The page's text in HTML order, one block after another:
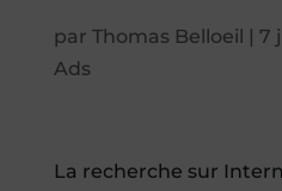
par Thomas Belloeil | 7
Ads
La recherche sur